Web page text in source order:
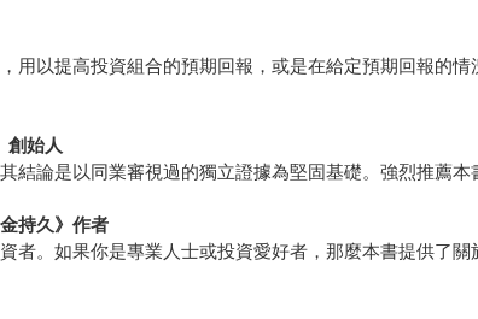
用以提高投資組合的預期回報，或是在給定預期回報的
創始人
論是以同業審視過的獨立證據為堅固基礎。強烈推薦本
持久》作者
者。如果你是專業人士或投資愛好者，那麼本書提供了